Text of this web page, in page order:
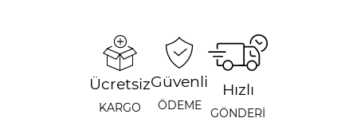
Ücretsiz
KARGO
Güvenli
ÖDEME
Hızlı
GÖNDERİ